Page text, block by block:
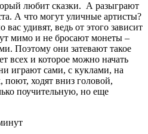
любит сказки. А разыграют
А что могут уличные артисты?
удивят, ведь от этого зависит
мимо и не бросают монеты –
Поэтому они затевают такое
всех и которое можно начать
играют сами, с куклами, на
ходят вниз головой,
поучительную, но еще